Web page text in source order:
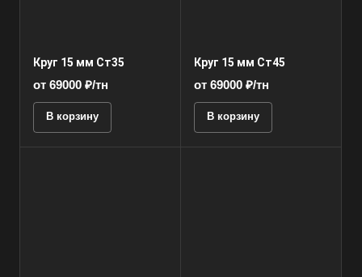
Круг 15 мм Ст35
от 69000 ₽/тн
В корзину
Круг 15 мм Ст45
от 69000 ₽/тн
В корзину